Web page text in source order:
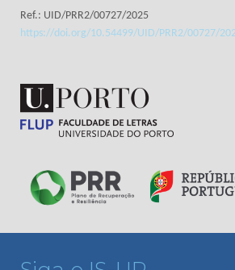
Ref.: UID/PRR2/00727/2025
https://doi.org/10.54499/UID/PRR2/00727/